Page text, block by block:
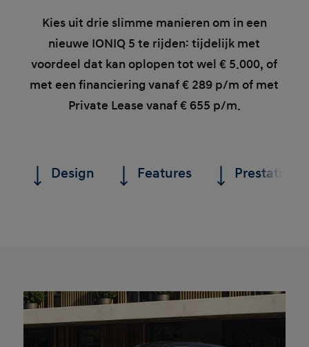
Kies uit drie slimme manieren om in een
nieuwe IONIQ 5 te rijden: tijdelijk met
voordeel dat kan oplopen tot wel € 5.000, of
met een financiering vanaf € 289 p/m of met
Private Lease vanaf € 655 p/m.
Design Features Prestaties